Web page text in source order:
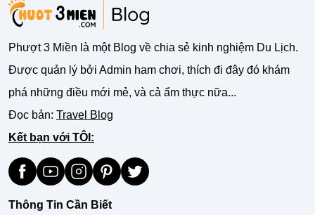
Phượt 3 Miền là một Blog về chia sẻ kinh nghiệm Du Lịch.
Được quản lý bởi Admin ham chơi, thích đi đây đó khám
phá những điều mới mẻ, và cả ẩm thực nữa...
Đọc bản: Travel Blog
Kết bạn với TÔI:
Thông Tin Cần Biết